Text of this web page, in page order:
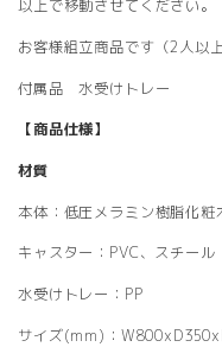
以上で移動させてください。
お客様組立商品です（2人以
付属品 水受けトレー
【商品仕様】
材質
本体：低圧メラミン樹脂化
キャスター：PVC、スチール
水受けトレー：PP
サイズ(mm)：